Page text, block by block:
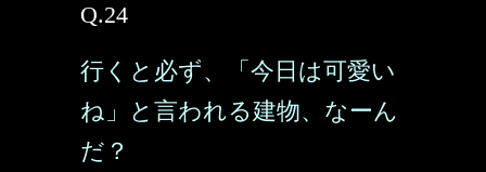
Q.24
行くと必ず、「今日は可愛い
ね」と言われる建物、なーん
だ？